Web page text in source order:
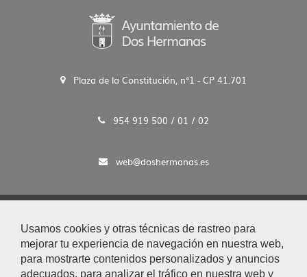
Usamos cookies y otras técnicas de rastreo para
mejorar tu experiencia de navegación en nuestra web,
para mostrarte contenidos personalizados y anuncios
adecuados, para analizar el tráfico en nuestra web y
Plaza de la Constitución, n°1 - CP 41.701
954 919 500 / 01 / 02
web@doshermanas.es
Aviso Legal y Protección de Datos
|
Mapa Web